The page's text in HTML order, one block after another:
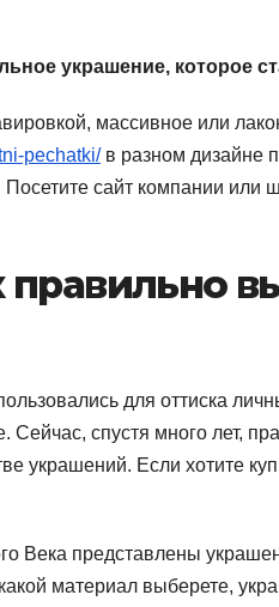
украшение, которое
массивное или
pechatki/в разном дизайне
сайт компании или
для оттиска
спустя много лет,
украшений. Если хотите
Века представлены
материал выберете,